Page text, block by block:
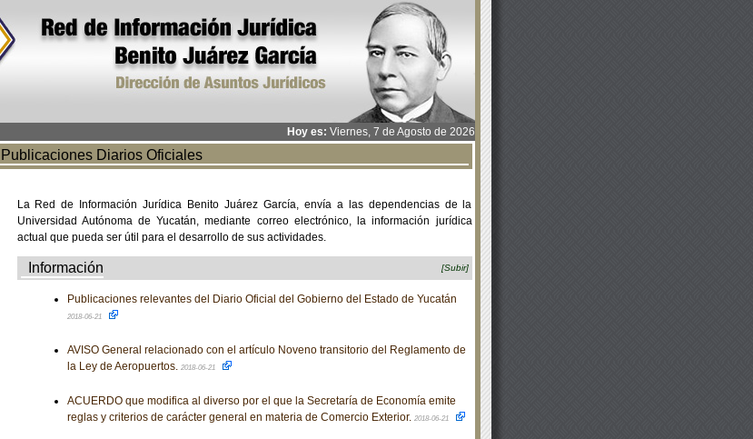
Hoy es: Viernes, 7 de Agosto de 2026
Publicaciones Diarios Oficiales
La Red de Información Jurídica Benito Juárez García, envía a las dependencias de la
Universidad Autónoma de Yucatán, mediante correo electrónico, la información jurídica
actual que pueda ser útil para el desarrollo de sus actividades.
Información [Subir]
Publicaciones relevantes del Diario Oficial del Gobierno del Estado de Yucatán
2018-06-21
AVISO General relacionado con el artículo Noveno transitorio del Reglamento de
la Ley de Aeropuertos. 2018-06-21
ACUERDO que modifica al diverso por el que la Secretaría de Economía emite
reglas y criterios de carácter general en materia de Comercio Exterior. 2018-06-21